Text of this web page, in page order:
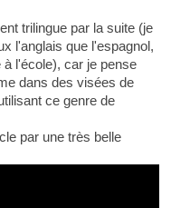
trilingue par la suite (je
l'anglais que l'espagnol,
l'école), car je pense
dans des visées de
ce genre de
par une très belle